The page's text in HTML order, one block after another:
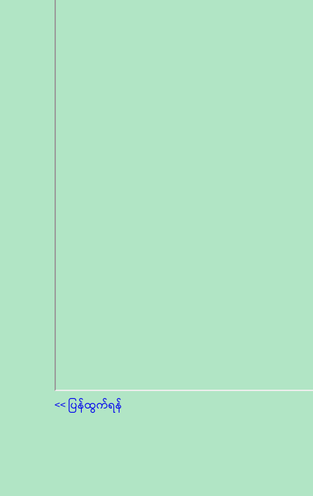
<< ပြန်ထွက်ရန်